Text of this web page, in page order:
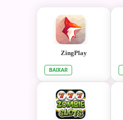
ZingPlay
BAIXAR